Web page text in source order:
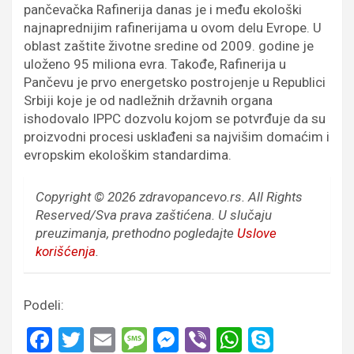
pančevačka Rafinerija danas je i među ekološki
najnaprednijim rafinerijama u ovom delu Evrope. U
oblast zaštite životne sredine od 2009. godine je
uloženo 95 miliona evra. Takođe, Rafinerija u
Pančevu je prvo energetsko postrojenje u Republici
Srbiji koje je od nadležnih državnih organa
ishodovalo IPPC dozvolu kojom se potvrđuje da su
proizvodni procesi usklađeni sa najvišim domaćim i
evropskim ekološkim standardima.
Copyright © 2026 zdravopancevo.rs. All Rights
Reserved/Sva prava zaštićena. U slučaju
preuzimanja, prethodno pogledajte Uslove
korišćenja.
Podeli:
F
T
E
M M Vi W